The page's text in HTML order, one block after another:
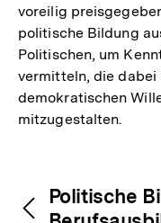
voreilig
politische Bildung
Politischen, um
vermitteln, die dabei
demokratischen
mitzugestalten.
Inhaltsnavigation
Politische